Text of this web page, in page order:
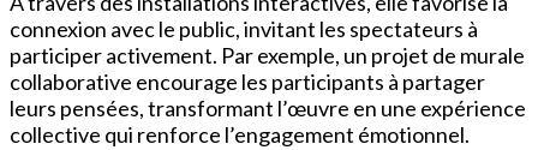
connexion avec le public, invitant les spectateurs à
participer activement. Par exemple, un projet de murale
collaborative encourage les participants à partager
leurs pensées, transformant l’œuvre en une expérience
collective qui renforce l’engagement émotionnel.